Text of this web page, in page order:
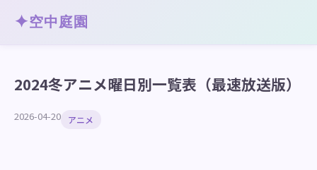
✦空中庭園
2024冬アニメ曜日別一覧表（最速放送版）
2026-04-20 アニメ